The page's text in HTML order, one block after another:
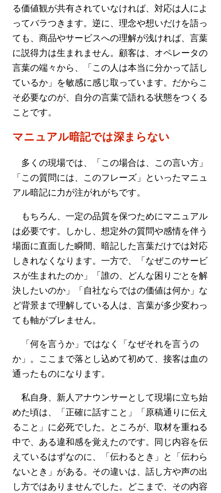
る価値観が共有されていなければ、対応は人によ
ってバラつきます。逆に、理念や想いだけを語っ
ても、商品やサービスへの理解が浅ければ、言葉
に説得力は生まれません。顧客は、オペレータの
言葉の端々から、「この人は本当に分かって話し
ているか」を敏感に感じ取っています。だからこ
そ必要なのが、自分の言葉で語れる状態をつくる
ことです。
マニュアル暗記では深まらない
多くの現場では、「この場合は、この言い方」
「この質問には、このフレーズ」といったマニュ
アル暗記に力が注がれがちです。
もちろん、一定の品質を保つためにマニュアル
は必要です。しかし、想定外の質問や感情を伴う
場面に直面した瞬間、暗記した言葉だけでは対応
しきれなくなります。一方で、「なぜこのサービ
スが生まれたのか」「誰の、どんな困りごとを解
決したいのか」「自社ならではの価値は何か」な
ど背景まで理解している人は、言葉が多少変わっ
ても軸がブレません。
「何を言うか」ではなく「なぜそれを言うの
か」。ここまで落とし込めて初めて、接客は血の
通ったものになります。
私自身、新人アナウンサーとして現場に立ち始
めた頃は、「正確に話すこと」「原稿通りに伝え
ること」に必死でした。ところが、取材を重ねる
中で、ある違和感を覚えたのです。同じ内容を伝
えているはずなのに、「伝わるとき」と「伝わら
ないとき」がある。その違いは、話し方や声の出
し方ではありませんでした。どこまで、その内容